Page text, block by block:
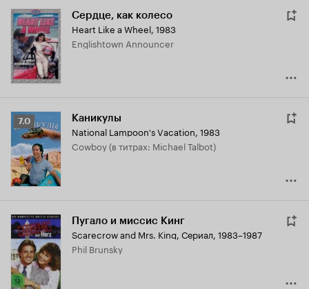
Сердце, как колесо
Heart Like a Wheel, 1983
Englishtown Announcer
Рейтинг
Кинопоиска
7.0
7.0 Каникулы
National Lampoon's Vacation, 1983
Cowboy (в титрах: Michael Talbot)
Пугало и миссис Кинг
Scarecrow and Mrs. King, Сериал, 1983–1987
Phil Brunsky